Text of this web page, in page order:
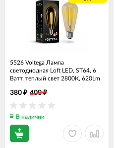
5526 Voltega Лампа
светодиодная Loft LED, ST64, 6
Ватт, теплый свет 2800К, 620Lm
380 ₽ 400₽
В наличии